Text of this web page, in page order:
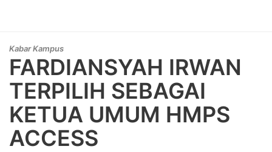
Kabar Kampus
FARDIANSYAH IRWAN
TERPILIH SEBAGAI
KETUA UMUM HMPS
ACCESS